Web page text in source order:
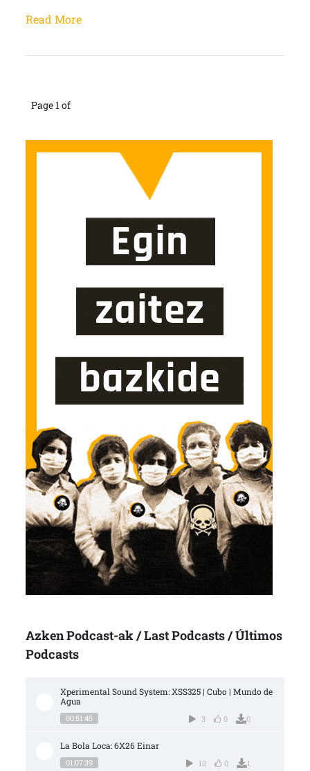
Read More
Page 1 of
Azken Podcast-ak / Last Podcasts / Últimos
Podcasts
Xperimental Sound System: XSS325 | Cubo | Mundo de
Agua
00:51:45 3 0 0
La Bola Loca: 6X26 Einar
01:07:39 10 0 1